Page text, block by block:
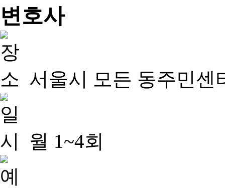
서울시 모든 동주민센
월 1~4회